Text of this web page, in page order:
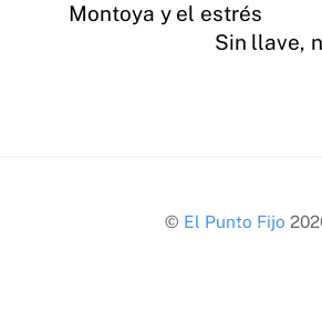
Montoya y el estrés
Sin llave,
Back
© El Punto Fijo